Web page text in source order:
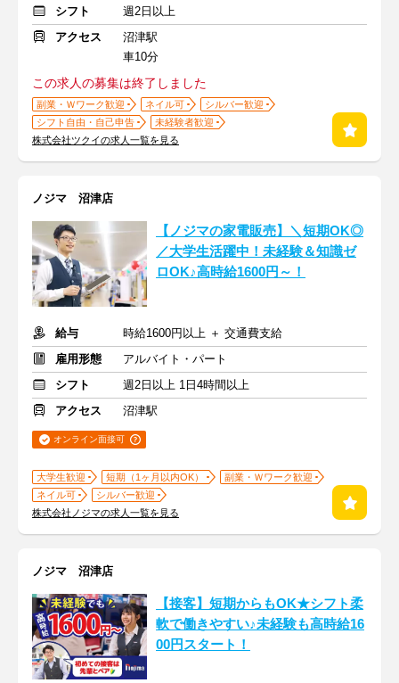
シフト
週2日以上
アクセス
沼津駅
車10分
この求人の募集は終了しました
副業・Ｗワーク歓迎 ネイル可
シルバー歓迎
シフト自由・自己申告
未経験者歓迎
株式会社ツクイの求人一覧を見る
ノジマ 沼津店
【ノジマの家電販売】＼短期OK◎
／大学生活躍中！未経験＆知識ゼ
ロOK♪高時給1600円～！
給与
時給1600円以上 ＋ 交通費支給
雇用形態
アルバイト・パート
シフト
週2日以上 1日4時間以上
アクセス
沼津駅
オンライン面接可
大学生歓迎 短期（1ヶ月以内OK）
副業・Ｗワーク歓迎
ネイル可
シルバー歓迎
株式会社ノジマの求人一覧を見る
ノジマ 沼津店
【接客】短期からもOK★シフト柔
軟で働きやすい♪未経験も高時給16
00円スタート！